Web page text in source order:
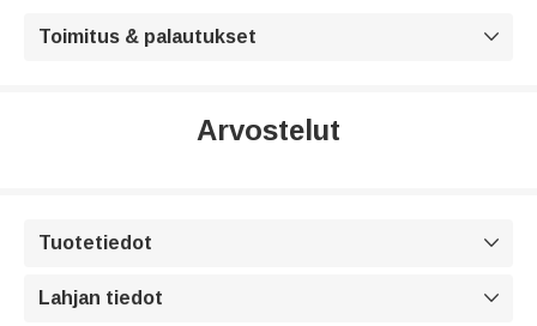
Toimitus & palautukset 
Arvostelut
Tuotetiedot 
Lahjan tiedot 